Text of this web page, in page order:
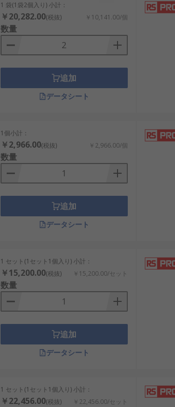
1 袋(1袋2個入り) 小計：
￥20,282.00(税抜) ￥10,141.00/個
数量
追加
データシート
1個小計：
￥2,966.00(税抜) ￥2,966.00/個
数量
追加
データシート
1 セット(1セット1個入り) 小計：
￥15,200.00(税抜) ￥15,200.00/セット
数量
追加
データシート
1 セット(1セット1個入り) 小計：
￥22,456.00(税抜) ￥22,456.00/セット